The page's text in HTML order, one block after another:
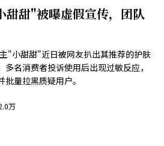
甜甜"被曝虚假宣传，团队
"小甜甜"近日被网友扒出其推荐的护肤
名消费者投诉使用后出现过敏反应，
量拉黑质疑用户。
万